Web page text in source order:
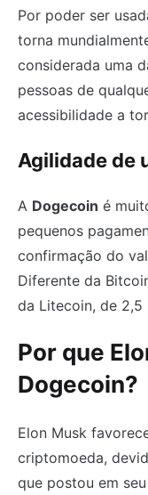
Por poder ser
torna
considerada uma
pessoas de
acessibilidade a
Agilidade de
A Dogecoin é
pequenos
confirmação do
Diferente da
da Litecoin, de 2,5
Por que
Dogecoin?
Elon Musk
criptomoeda,
que postou em